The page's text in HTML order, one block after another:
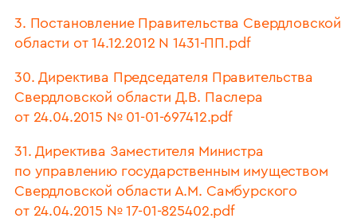
3. Постановление Правительства Свердловской
области от 14.12.2012 N 1431-ПП.pdf
30. Директива Председателя Правительства
Свердловской области Д.В. Паслера
от 24.04.2015 № 01-01-697412.pdf
31. Директива Заместителя Министра
по управлению государственным имуществом
Свердловской области А.М. Самбурского
от 24.04.2015 № 17-01-825402.pdf